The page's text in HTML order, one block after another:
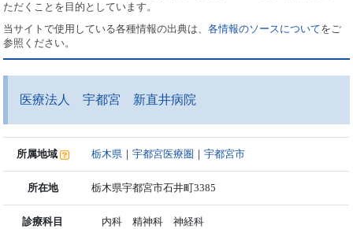
ただくことを目的としています。
当サイトで使用している各種情報の出典は、各情報のソースについてをご
参照ください。
医療法人 宇都宮 新直井病院
所属地域 栃木県 ｜宇都宮医療圏 ｜宇都宮市
所在地 栃木県宇都宮市石井町3385
診療科目 内科 精神科 神経科